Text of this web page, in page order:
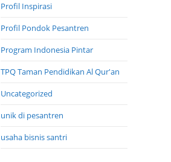
Profil Inspirasi
Profil Pondok Pesantren
Program Indonesia Pintar
TPQ Taman Pendidikan Al Qur'an
Uncategorized
unik di pesantren
usaha bisnis santri